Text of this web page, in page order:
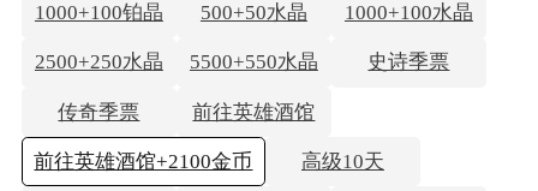
1000+100铂晶 500+50水晶 1000+100水晶
2500+250水晶 5500+550水晶 史诗季票
传奇季票 前往英雄酒馆
前往英雄酒馆+2100金币 高级10天